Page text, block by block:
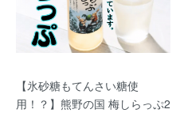
【氷砂糖もてんさい糖使
用！？】熊野の国 梅しらっぷ2